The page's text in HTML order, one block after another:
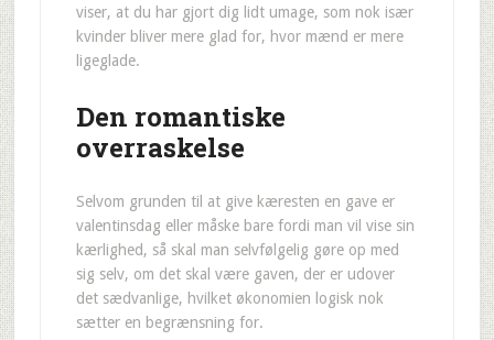
viser, at du har gjort dig lidt umage, som nok især
kvinder bliver mere glad for, hvor mænd er mere
ligeglade.
Den romantiske
overraskelse
Selvom grunden til at give kæresten en gave er
valentinsdag eller måske bare fordi man vil vise sin
kærlighed, så skal man selvfølgelig gøre op med
sig selv, om det skal være gaven, der er udover
det sædvanlige, hvilket økonomien logisk nok
sætter en begrænsning for.